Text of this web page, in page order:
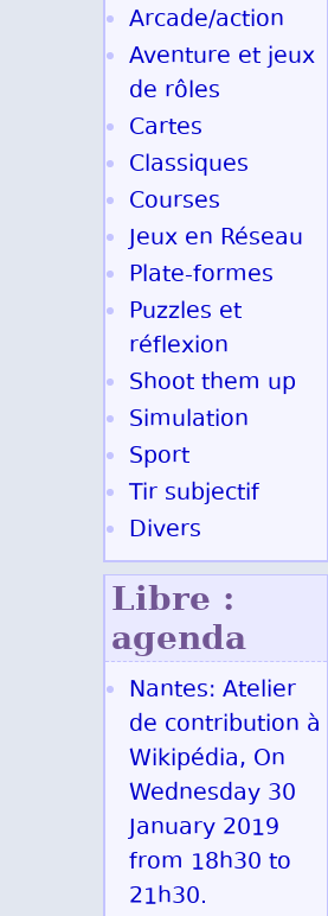
Arcade/action
Aventure et jeux
de rôles
Cartes
Classiques
Courses
Jeux en Réseau
Plate-formes
Puzzles et
réflexion
Shoot them up
Simulation
Sport
Tir subjectif
Divers
Libre :
agenda
Nantes: Atelier
de contribution à
Wikipédia, On
Wednesday 30
January 2019
from 18h30 to
21h30.